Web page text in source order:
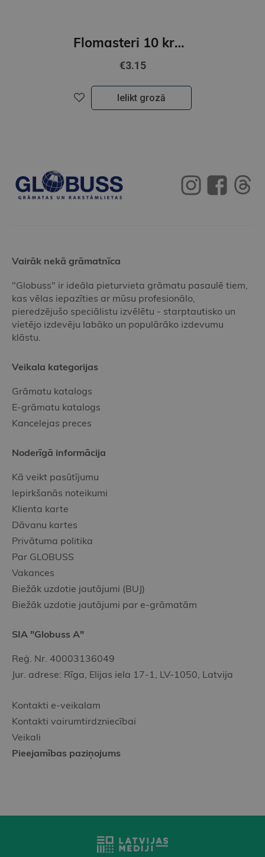
Flomasteri 10 krāsu Magic Changer 2+
€3.15
Ielikt grozā
Vairāk nekā grāmatnīca
"Globuss" ir ideāla pieturvieta grāmatu pasaulē tiem,
kas vēlas iepazīties ar mūsu profesionālo,
pieredzējušo speciālistu izvēlētu - starptautisko un
vietējo izdevēju labāko un populārāko izdevumu
klāstu.
Veikala kategorijas
Grāmatu katalogs
E-grāmatu katalogs
Kancelejas preces
Noderīgā informācija
Kā veikt pasūtījumu
Iepirkšanās noteikumi
Klienta karte
Dāvanu kartes
Privātuma politika
Par GLOBUSS
Vakances
Biežāk uzdotie jautājumi (BUJ)
Biežāk uzdotie jautājumi par e-grāmatām
SIA "Globuss A"
Reģ. Nr. 40003136049
Jur. adrese: Rīga, Elijas iela 17-1, LV-1050, Latvija
Kontakti e-veikalam
Kontakti vairumtirdzniecībai
Veikali
Pieejamības paziņojums